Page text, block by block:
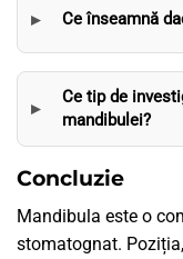
Ce înseamnă
Ce tip de
mandibulei?
Concluzie
Mandibula este o
stomatognat.